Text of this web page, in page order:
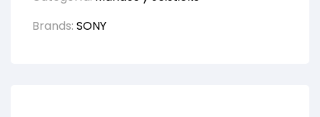
Brands: SONY